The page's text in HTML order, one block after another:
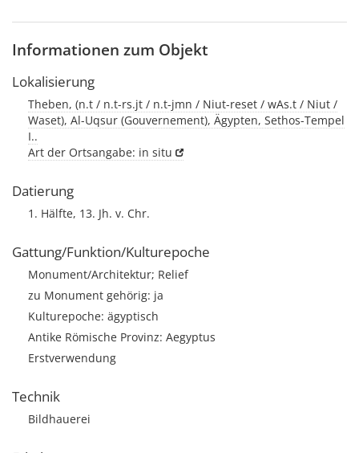
Informationen zum Objekt
Lokalisierung
Theben, (n.t / n.t-rs.jt / n.t-jmn / Niut-reset / wAs.t / Niut /
Waset), Al-Uqsur (Gouvernement), Ägypten, Sethos-Tempel
I..
Art der Ortsangabe: in situ
Datierung
1. Hälfte, 13. Jh. v. Chr.
Gattung/Funktion/Kulturepoche
Monument/Architektur; Relief
zu Monument gehörig: ja
Kulturepoche: ägyptisch
Antike Römische Provinz: Aegyptus
Erstverwendung
Technik
Bildhauerei